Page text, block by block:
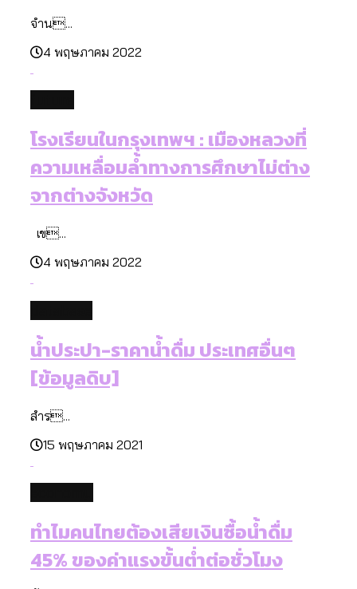
จำน...
4 พฤษภาคม 2022
โรงเรียนในกรุงเทพฯ : เมืองหลวงที่
ความเหลื่อมล้ำทางการศึกษาไม่ต่าง
จากต่างจังหวัด
เข...
4 พฤษภาคม 2022
น้ำประปา-ราคาน้ำดื่ม ประเทศอื่นๆ
[ข้อมูลดิบ]
สำร...
15 พฤษภาคม 2021
ทำไมคนไทยต้องเสียเงินซื้อน้ำดื่ม
45% ของค่าแรงขั้นต่ำต่อชั่วโมง